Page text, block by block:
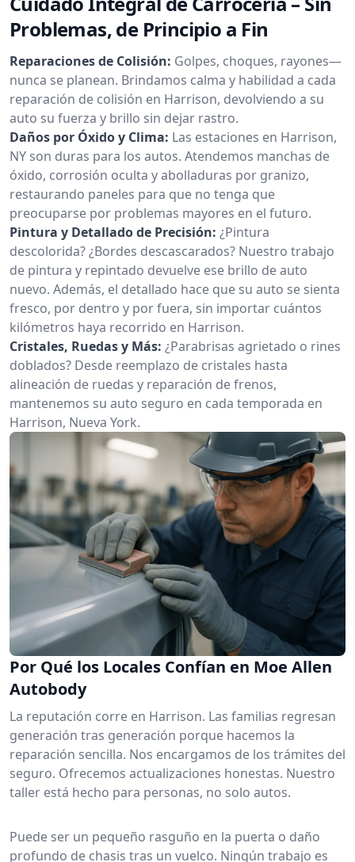
Problemas, de Principio a Fin
Reparaciones de Colisión: Golpes, choques, rayones—
nunca se planean. Brindamos calma y habilidad a cada
reparación de colisión en Harrison, devolviendo a su
auto su fuerza y brillo sin dejar rastro.
Daños por Óxido y Clima: Las estaciones en Harrison,
NY son duras para los autos. Atendemos manchas de
óxido, corrosión oculta y abolladuras por granizo,
restaurando paneles para que no tenga que
preocuparse por problemas mayores en el futuro.
Pintura y Detallado de Precisión: ¿Pintura
descolorida? ¿Bordes descascarados? Nuestro trabajo
de pintura y repintado devuelve ese brillo de auto
nuevo. Además, el detallado hace que su auto se sienta
fresco, por dentro y por fuera, sin importar cuántos
kilómetros haya recorrido en Harrison.
Cristales, Ruedas y Más: ¿Parabrisas agrietado o rines
doblados? Desde reemplazo de cristales hasta
alineación de ruedas y reparación de frenos,
mantenemos su auto seguro en cada temporada en
Harrison, Nueva York.
Por Qué los Locales Confían en Moe Allen
Autobody
La reputación corre en Harrison. Las familias regresan
generación tras generación porque hacemos la
reparación sencilla. Nos encargamos de los trámites del
seguro. Ofrecemos actualizaciones honestas. Nuestro
taller está hecho para personas, no solo autos.
Puede ser un pequeño rasguño en la puerta o daño
profundo de chasis tras un vuelco. Ningún trabajo es